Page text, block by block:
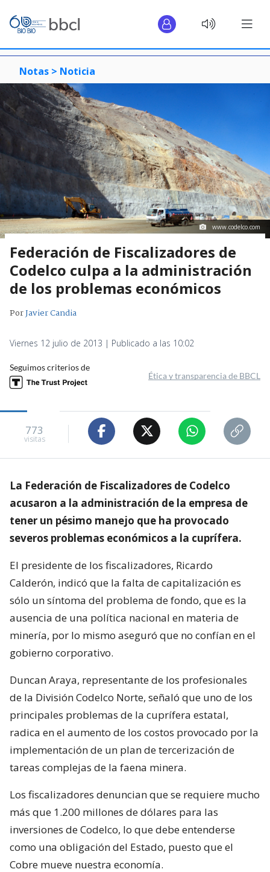
Notas > Noticia
www.codelco.com
Federación de Fiscalizadores de
Codelco culpa a la administración
de los problemas económicos
PorJavier Candia
Viernes 12 julio de 2013 | Publicado a las 10:02
Seguimos criterios de
Ética y transparencia de BBCL
773
visitas
La Federación de Fiscalizadores de Codelco
acusaron a la administración de la empresa de
tener un pésimo manejo que ha provocado
severos problemas económicos a la cuprífera.
El presidente de los fiscalizadores, Ricardo
Calderón, indicó que la falta de capitalización es
sólo un síntoma del problema de fondo, que es la
ausencia de una política nacional en materia de
minería, por lo mismo aseguró que no confían en el
gobierno corporativo.
Duncan Araya, representante de los profesionales
de la División Codelco Norte, señaló que uno de los
principales problemas de la cuprífera estatal,
radica en el aumento de los costos provocado por la
implementación de un plan de tercerización de
tareas complejas de la faena minera.
Los fiscalizadores denuncian que se requiere mucho
más que 1.200 millones de dólares para las
inversiones de Codelco, lo que debe entenderse
como una obligación del Estado, puesto que el
Cobre mueve nuestra economía.